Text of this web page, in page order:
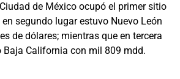
de México ocupó el primer sitio
segundo lugar estuvo Nuevo León
de dólares; mientras que en tercera
Baja California con mil 809 mdd.